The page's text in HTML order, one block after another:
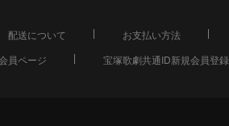
配送について お支払い方法
員ページ 宝塚歌劇共通ID新規会員登録